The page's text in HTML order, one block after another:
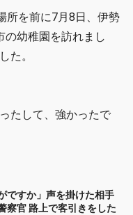
所を前に7月8日、伊勢
の幼稚園を訪れまし
た。
たして、強かったで
ですか」声を掛けた相手
察官 路上で客引きをした